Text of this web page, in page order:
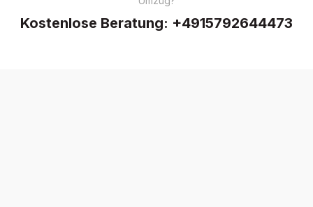
Kostenlose Beratung: +4915792644473